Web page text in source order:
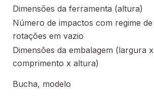
Dimensões da ferramenta (altura)
Número de impactos com regime de
rotações em vazio
Dimensões da embalagem (largura x
comprimento x altura)
Bucha, modelo